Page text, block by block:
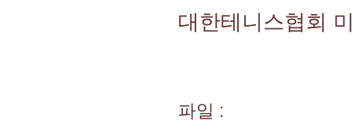
대한테니스협회
파일 :